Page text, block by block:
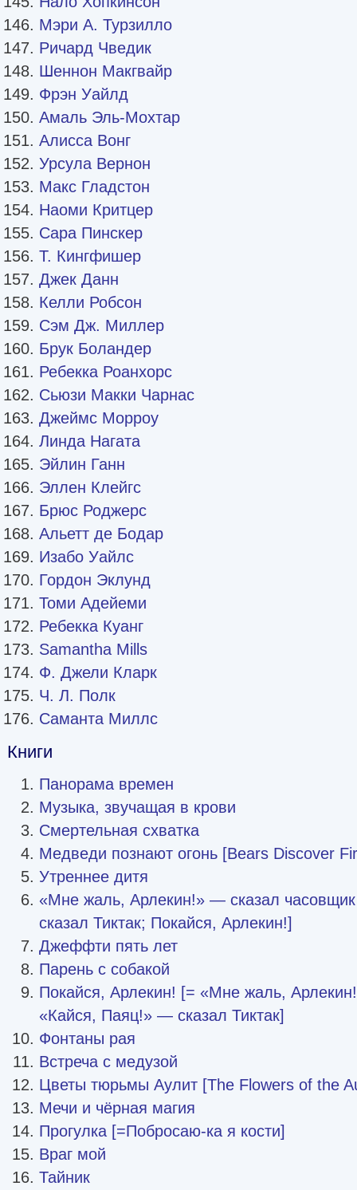
Мэри А. Турзилло
Ричард Чведик
Шеннон Макгвайр
Фрэн Уайлд
Амаль Эль-Мохтар
Алисса Вонг
Урсула Вернон
Макс Гладстон
Наоми Критцер
Сара Пинскер
Т. Кингфишер
Джек Данн
Келли Робсон
Сэм Дж. Миллер
Брук Боландер
Ребекка Роанхорс
Сьюзи Макки Чарнас
Джеймс Морроу
Линда Нагата
Эйлин Ганн
Эллен Клейгс
Брюс Роджерс
Альетт де Бодар
Изабо Уайлс
Гордон Эклунд
Томи Адейеми
Ребекка Куанг
Samantha Mills
Ф. Джели Кларк
Ч. Л. Полк
Саманта Миллс
Книги
Панорама времен
Музыка, звучащая в крови
Смертельная схватка
Медведи познают огонь [Bears Discover
Утреннее дитя
«Мне жаль, Арлекин!» — сказал
сказал Тиктак; Покайся, Арлекин!]
Джеффти пять лет
Парень с собакой
Покайся, Арлекин! [= «Мне жаль,
«Кайся, Паяц!» — сказал Тиктак]
Фонтаны рая
Встреча с медузой
Цветы тюрьмы Аулит [The Flowers of the
Мечи и чёрная магия
Прогулка [=Побросаю-ка я кости]
Враг мой
Тайник